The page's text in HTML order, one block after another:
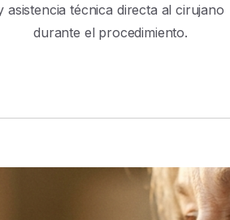
asistencia técnica directa al cirujano
durante el procedimiento.